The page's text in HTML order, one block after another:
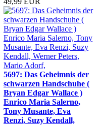
5697: Das Geheimnis der
schwarzen Handschuhe (
Bryan Edgar Wallace )
Enrico Maria Salerno,
Tony Musante, Eva
Renzi, Suzy Kendall,